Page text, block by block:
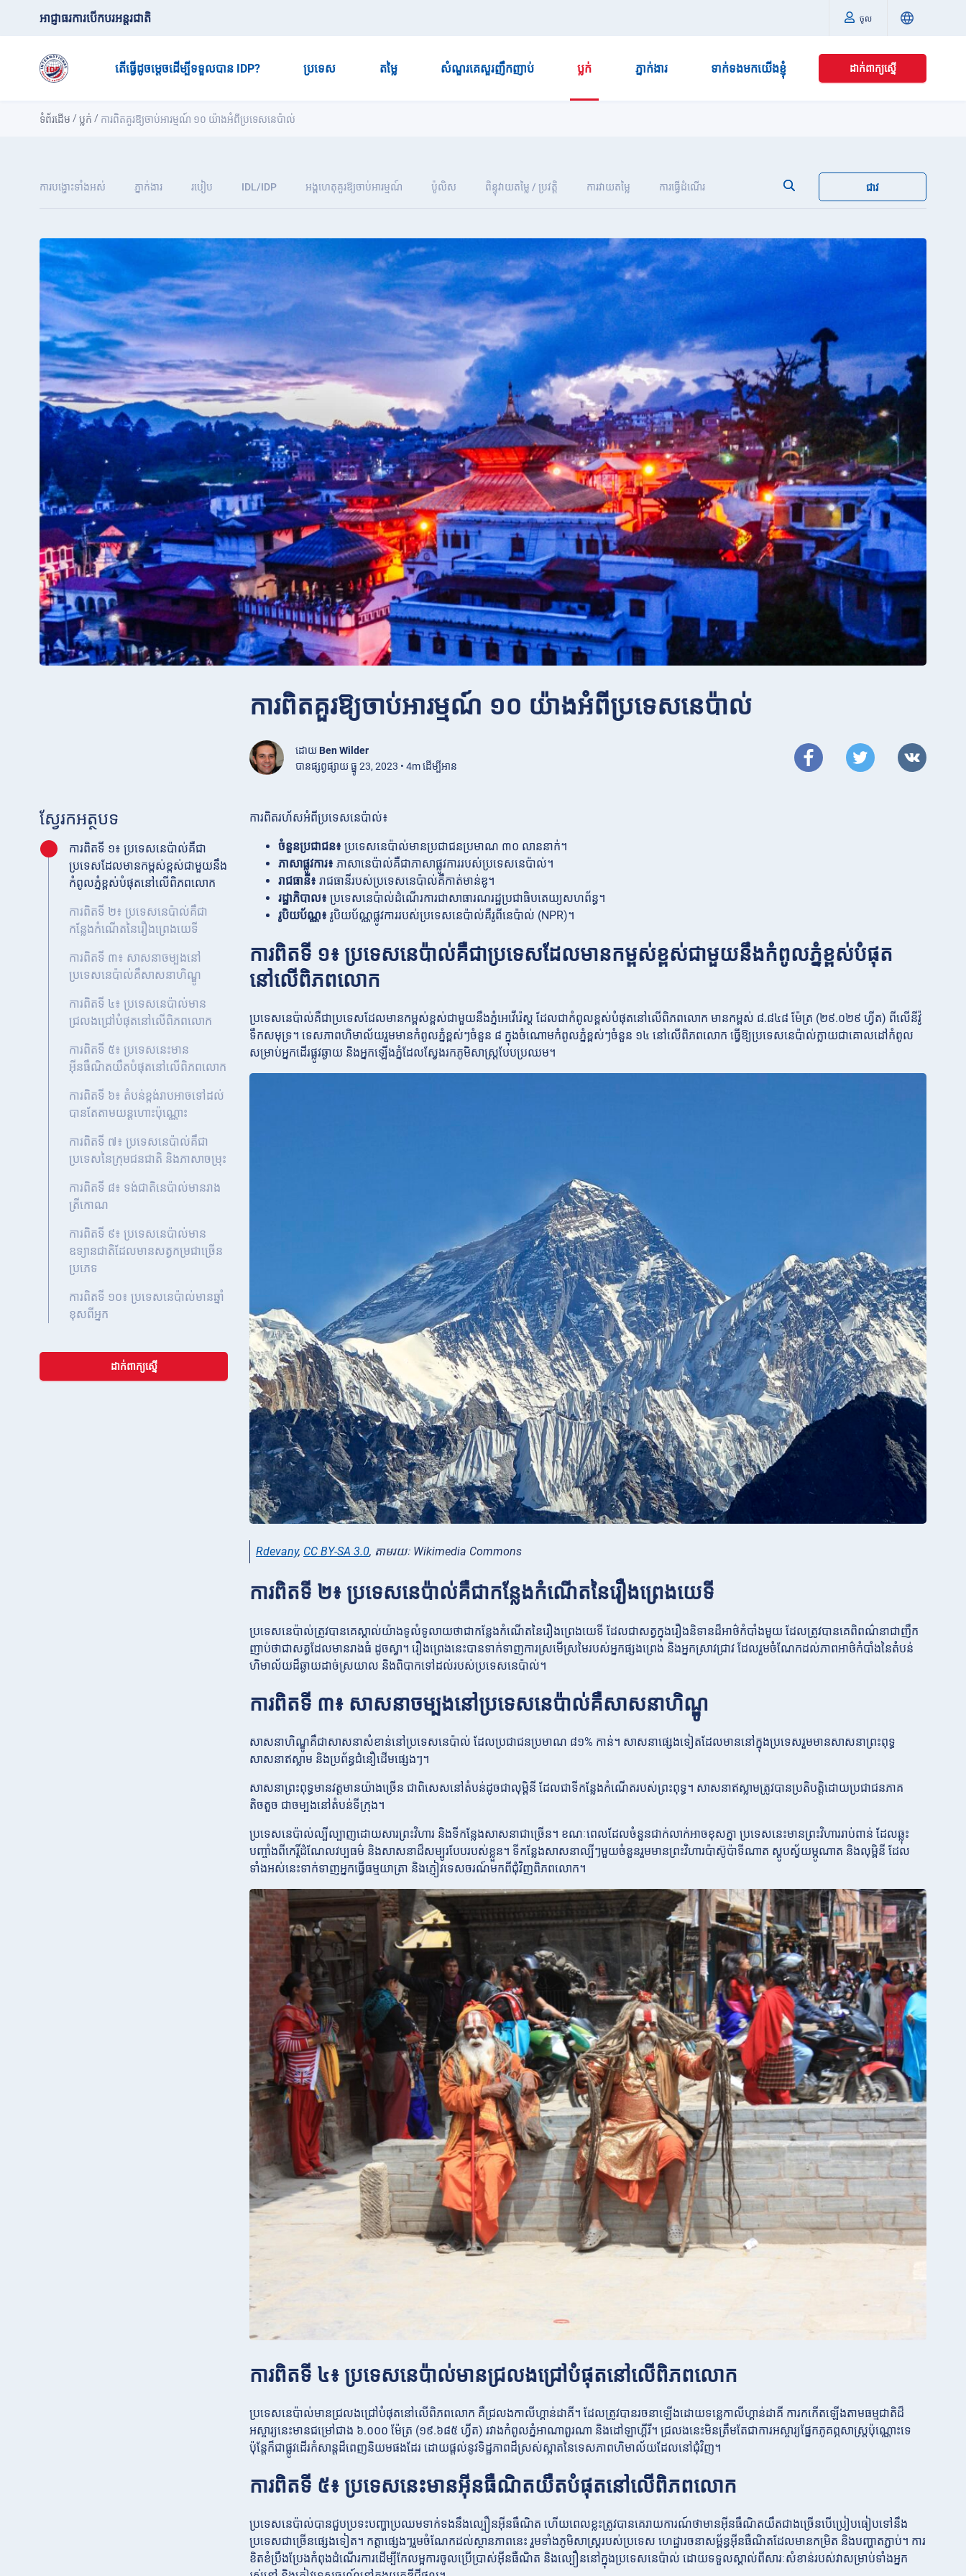
អាជ្ញាធរការបើកបរអន្តរជាតិ ចូល
តើធ្វើដូចម្តេចដើម្បីទទួលបាន IDP? ប្រទេស តម្លៃ សំណួរគេសួរញឹកញាប់ ប្លក់ ភ្នាក់ងារ ទាក់ទងមកយើងខ្ញុំ ដាក់ពាក្យស្នើ
ទំព័រដើម /ប្លក់ / ការពិត​គួរឱ្យចាប់អារម្មណ៍ ១០ យ៉ាង​អំពី​ប្រទេស​នេប៉ាល់
ការបង្ហោះទាំងអស់ ភ្នាក់ងារ របៀប IDL/IDP អង្គហេតុគួរឱ្យចាប់អារម្មណ៍ ប៉ូលិស ពិន្ទុវាយតម្លៃ / ប្រវត្តិ ការវាយតម្លៃ ការធ្វើដំណើរ ជាវ
ការពិត​គួរឱ្យចាប់អារម្មណ៍ ១០ យ៉ាង​អំពី​ប្រទេស​នេប៉ាល់
ដោយ Ben Wilder
បានផ្សព្វផ្សាយ ធ្នូ 23, 2023 • 4m ដើម្បីអាន
ស្វែរកអត្ថបទ
ការពិតទី ១៖ ប្រទេសនេប៉ាល់គឺជា
ប្រទេសដែលមានកម្ពស់ខ្ពស់ជាមួយនឹង
កំពូលភ្នំខ្ពស់បំផុតនៅលើពិភពលោក
ការពិតទី ២៖ ប្រទេសនេប៉ាល់គឺជា
កន្លែងកំណើតនៃរឿងព្រេងយេទី
ការពិតទី ៣៖ សាសនាចម្បងនៅ
ប្រទេសនេប៉ាល់គឺសាសនាហិណ្ឌូ
ការពិតទី ៤៖ ប្រទេសនេប៉ាល់មាន
ជ្រលងជ្រៅបំផុតនៅលើពិភពលោក
ការពិតទី ៥៖ ប្រទេសនេះមាន
អ៊ីនធឺណិតយឺតបំផុតនៅលើពិភពលោក
ការពិតទី ៦៖ តំបន់ខ្ពង់រាបអាចទៅដល់
បានតែតាមយន្តហោះប៉ុណ្ណោះ
ការពិតទី ៧៖ ប្រទេសនេប៉ាល់គឺជា
ប្រទេសនៃក្រុមជនជាតិ និងភាសាចម្រុះ
ការពិតទី ៨៖ ទង់ជាតិនេប៉ាល់មានរាង
ត្រីកោណ
ការពិតទី ៩៖ ប្រទេសនេប៉ាល់មាន
ឧទ្យានជាតិដែលមានសត្វកម្រជាច្រើន
ប្រភេទ
ការពិតទី ១០៖ ប្រទេសនេប៉ាល់មានឆ្នាំ
ខុសពីអ្នក
ដាក់ពាក្យស្នើ
ការពិតរហ័សអំពីប្រទេសនេប៉ាល់៖
ចំនួនប្រជាជន៖ ប្រទេសនេប៉ាល់មានប្រជាជនប្រមាណ ៣០ លាននាក់។
ភាសាផ្លូវការ៖ ភាសានេប៉ាល់គឺជាភាសាផ្លូវការរបស់ប្រទេសនេប៉ាល់។
រាជធានី៖ រាជធានីរបស់ប្រទេសនេប៉ាល់គឺកាត់មាន់ឌូ។
រដ្ឋាភិបាល៖ ប្រទេសនេប៉ាល់ដំណើរការជាសាធារណរដ្ឋប្រជាធិបតេយ្យសហព័ន្ធ។
រូបិយប័ណ្ណ៖ រូបិយប័ណ្ណផ្លូវការរបស់ប្រទេសនេប៉ាល់គឺរូពីនេប៉ាល់ (NPR)។
ការពិតទី ១៖ ប្រទេសនេប៉ាល់គឺជាប្រទេសដែលមានកម្ពស់ខ្ពស់ជាមួយនឹងកំពូលភ្នំខ្ពស់បំផុត
នៅលើពិភពលោក
ប្រទេសនេប៉ាល់គឺជាប្រទេសដែលមានកម្ពស់ខ្ពស់ជាមួយនឹងភ្នំអេវើរ៉េស្ដ ដែលជាកំពូលខ្ពស់បំផុតនៅលើពិភពលោក មានកម្ពស់ ៨.៨៤៨ ម៉ែត្រ (២៩.០២៩ ហ្វីត) ពីលើនីវ៉ូ
ទឹកសមុទ្រ។ ទេសភាពហិមាល័យរួមមានកំពូលភ្នំខ្ពស់ៗចំនួន ៨ ក្នុងចំណោមកំពូលភ្នំខ្ពស់ៗចំនួន ១៤ នៅលើពិភពលោក ធ្វើឱ្យប្រទេសនេប៉ាល់ក្លាយជាគោលដៅកំពូល
សម្រាប់អ្នកដើរផ្លូវឆ្ងាយ និងអ្នកឡើងភ្នំដែលស្វែងរកភូមិសាស្ត្របែបប្រឈម។
Rdevany, CC BY-SA 3.0, តាមរយៈ Wikimedia Commons
ការពិតទី ២៖ ប្រទេសនេប៉ាល់គឺជាកន្លែងកំណើតនៃរឿងព្រេងយេទី
ប្រទេសនេប៉ាល់ត្រូវបានគេស្គាល់យ៉ាងទូលំទូលាយថាជាកន្លែងកំណើតនៃរឿងព្រេងយេទី ដែលជាសត្វក្នុងរឿងនិទានដ៏អាថ៌កំបាំងមួយ ដែលត្រូវបានគេពិពណ៌នាជាញឹក
ញាប់ថាជាសត្វដែលមានរាងធំ ដូចស្វា។ រឿងព្រេងនេះបានទាក់ទាញការស្រមើស្រមៃរបស់អ្នកផ្សងព្រេង និងអ្នកស្រាវជ្រាវ ដែលរួមចំណែកដល់ភាពអាថ៌កំបាំងនៃតំបន់
ហិមាល័យដ៏ឆ្ងាយដាច់ស្រយាល និងពិបាកទៅដល់របស់ប្រទេសនេប៉ាល់។
ការពិតទី ៣៖ សាសនាចម្បងនៅប្រទេសនេប៉ាល់គឺសាសនាហិណ្ឌូ
សាសនាហិណ្ឌូគឺជាសាសនាសំខាន់នៅប្រទេសនេប៉ាល់ ដែលប្រជាជនប្រមាណ ៨១% កាន់។ សាសនាផ្សេងទៀតដែលមាននៅក្នុងប្រទេសរួមមានសាសនាព្រះពុទ្ធ
សាសនាឥស្លាម និងប្រព័ន្ធជំនឿដើមផ្សេងៗ។
សាសនាព្រះពុទ្ធមានវត្តមានយ៉ាងច្រើន ជាពិសេសនៅតំបន់ដូចជាលុម្ពិនី ដែលជាទីកន្លែងកំណើតរបស់ព្រះពុទ្ធ។ សាសនាឥស្លាមត្រូវបានប្រតិបត្តិដោយប្រជាជនភាគ
តិចតួច ជាចម្បងនៅតំបន់ទីក្រុង។
ប្រទេសនេប៉ាល់ល្បីល្បាញដោយសារព្រះវិហារ និងទីកន្លែងសាសនាជាច្រើន។ ខណៈពេលដែលចំនួនជាក់លាក់អាចខុសគ្នា ប្រទេសនេះមានព្រះវិហាររាប់ពាន់ ដែលឆ្លុះ
បញ្ចាំងពីកេរ្តិ៍ដំណែលវប្បធម៌ និងសាសនាដ៏សម្បូរបែបរបស់ខ្លួន។ ទីកន្លែងសាសនាល្បីៗមួយចំនួនរួមមានព្រះវិហារប៉ាស៊ូប៉ាទីណាត ស្ដូបស្វ័យម្ភូណាត និងលុម្ពិនី ដែល
ទាំងអស់នេះទាក់ទាញអ្នកធ្វើធម្មយាត្រា និងភ្ញៀវទេសចរណ៍មកពីជុំវិញពិភពលោក។
ការពិតទី ៤៖ ប្រទេសនេប៉ាល់មានជ្រលងជ្រៅបំផុតនៅលើពិភពលោក
ប្រទេសនេប៉ាល់មានជ្រលងជ្រៅបំផុតនៅលើពិភពលោក គឺជ្រលងកាលីហ្គាន់ដាគី។ ដែលត្រូវបានរចនាឡើងដោយទន្លេកាលីហ្គាន់ដាគី ការកកើតឡើងតាមធម្មជាតិដ៏
អស្ចារ្យនេះមានជម្រៅជាង ៦.០០០ ម៉ែត្រ (១៩.៦៨៥ ហ្វីត) រវាងកំពូលភ្នំអាណាពួរណា និងដៅឡាហ្គីរី។ ជ្រលងនេះមិនត្រឹមតែជាការអស្ចារ្យផ្នែកភូគព្ភសាស្ត្រប៉ុណ្ណោះទេ
ប៉ុន្តែក៏ជាផ្លូវដើរកំសាន្តដ៏ពេញនិយមផងដែរ ដោយផ្តល់នូវទិដ្ឋភាពដ៏ស្រស់ស្អាតនៃទេសភាពហិមាល័យដែលនៅជុំវិញ។
ការពិតទី ៥៖ ប្រទេសនេះមានអ៊ីនធឺណិតយឺតបំផុតនៅលើពិភពលោក
ប្រទេសនេប៉ាល់បានជួបប្រទះបញ្ហាប្រឈមទាក់ទងនឹងល្បឿនអ៊ីនធឺណិត ហើយពេលខ្លះត្រូវបានគេរាយការណ៍ថាមានអ៊ីនធឺណិតយឺតជាងច្រើនបើប្រៀបធៀបទៅនឹង
ប្រទេសជាច្រើនផ្សេងទៀត។ កត្តាផ្សេងៗរួមចំណែកដល់ស្ថានភាពនេះ រួមទាំងភូមិសាស្ត្ររបស់ប្រទេស ហេដ្ឋារចនាសម្ព័ន្ធអ៊ីនធឺណិតដែលមានកម្រិត និងបញ្ហាតភ្ជាប់។ ការ
ខិតខំប្រឹងប្រែងកំពុងដំណើរការដើម្បីកែលម្អការចូលប្រើប្រាស់អ៊ីនធឺណិត និងល្បឿននៅក្នុងប្រទេសនេប៉ាល់ ដោយទទួលស្គាល់ពីសារៈសំខាន់របស់វាសម្រាប់ទាំងអ្នក